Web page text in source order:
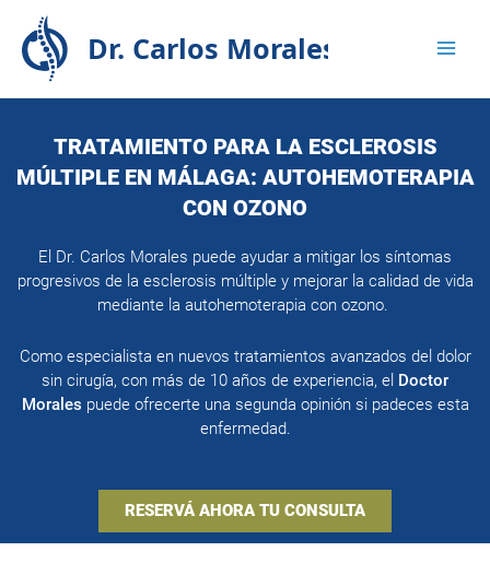
contenido
TRATAMIENTO PARA LA ESCLEROSIS
MÚLTIPLE EN MÁLAGA: AUTOHEMOTERAPIA
CON OZONO
El Dr. Carlos Morales puede ayudar a mitigar los síntomas
progresivos de la esclerosis múltiple y mejorar la calidad de vida
mediante la autohemoterapia con ozono.
Como especialista en nuevos tratamientos avanzados del dolor
sin cirugía, con más de 10 años de experiencia, el Doctor
Morales puede ofrecerte una segunda opinión si padeces esta
enfermedad.
RESERVÁ AHORA TU CONSULTA